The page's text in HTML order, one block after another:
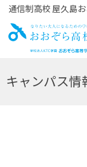
通信制高校 屋久島
キャンパス情